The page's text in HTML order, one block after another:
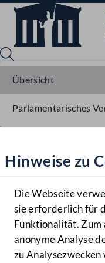
Hilfe
Benutzer
MENÜ
Hinweise zu
Die Webseite
sie erforderlich für
Funktionalität. Zum
anonyme Analyse
zu
Übersicht
Parlamentarisches